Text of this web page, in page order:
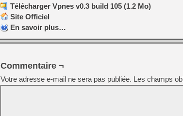
Télécharger Vpnes v0.3 build 105 (1.2 Mo)
Site Officiel
En savoir plus…
Commentaire ¬
Votre adresse e-mail ne sera pas publiée. Les champs